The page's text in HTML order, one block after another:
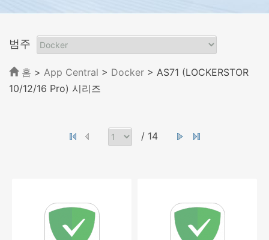
범주
홈 > App Central > Docker > AS71 (LOCKERSTOR
10/12/16 Pro) 시리즈
/ 14